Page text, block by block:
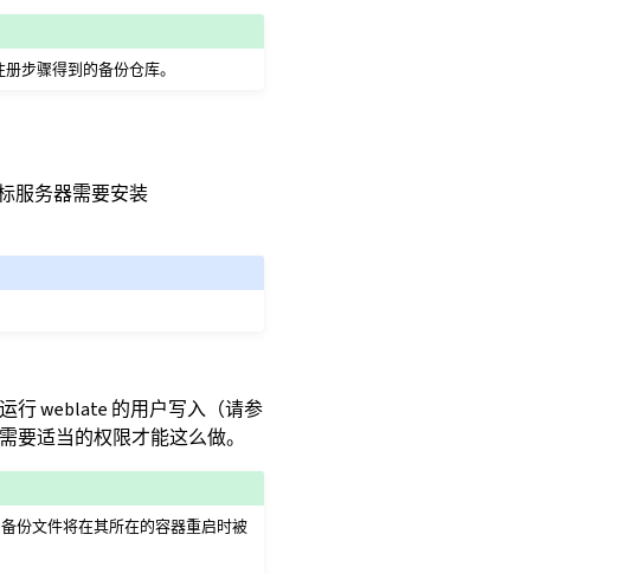
步骤得到的备份仓库。
服务器需要安装
行 weblate 的用户写入（请参
要适当的权限才能这么做。
份文件将在其所在的容器重启时被